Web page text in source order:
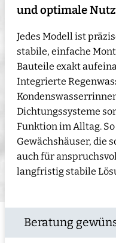
und optimale
Jedes Modell ist
stabile, einfache
Bauteile exakt
Integrierte
Dichtungssysteme
Funktion im Alltag.
Gewächshäuser, die
auch für
langfristig stabile
Beratung